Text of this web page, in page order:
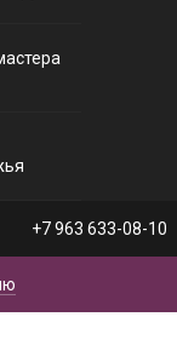
+7 963 633-08-10